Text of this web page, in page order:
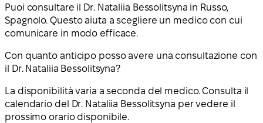
Puoi consultare il Dr. Nataliia Bessolitsyna in Russo,
Spagnolo. Questo aiuta a scegliere un medico con cui
comunicare in modo efficace.
Con quanto anticipo posso avere una consultazione con
il Dr. Nataliia Bessolitsyna?
La disponibilità varia a seconda del medico. Consulta il
calendario del Dr. Nataliia Bessolitsyna per vedere il
prossimo orario disponibile.